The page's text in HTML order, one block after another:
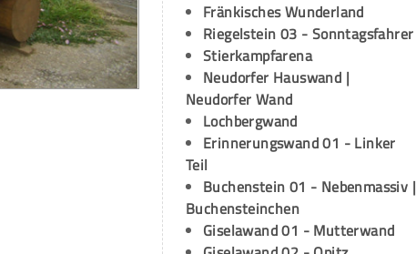
Fränkisches Wunderland
Riegelstein 03 - Sonntagsfahrer
Stierkampfarena
Neudorfer Hauswand |
Neudorfer Wand
Lochbergwand
Erinnerungswand 01 - Linker
Teil
Buchenstein 01 - Nebenmassiv |
Buchensteinchen
Giselawand 01 - Mutterwand